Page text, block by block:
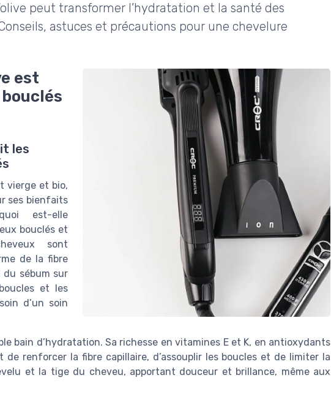
peut transformer l’hydratation et la santé des
astuces et précautions pour une chevelure
est
les
vierge et bio,
ses bienfaits
est-elle
bouclés et
sont
de la fibre
sébum sur
et les
d’un soin
bain d’hydratation. Sa richesse en vitamines E et K, en antioxydants
de renforcer la fibre capillaire, d’assouplir les boucles et de limiter la
et la tige du cheveu, apportant douceur et brillance, même aux